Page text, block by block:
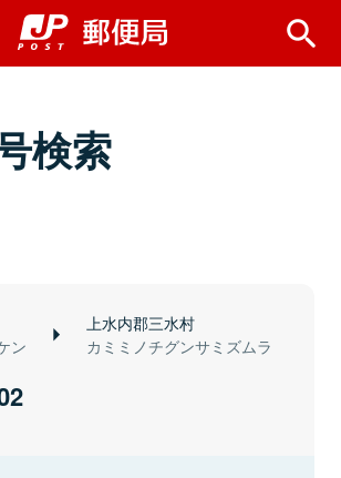
検索
ン
上水内郡三水村
カミミノチグンサミズムラ